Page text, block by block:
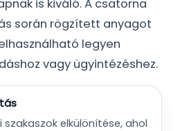
is kiváló. A csatorna
során rögzített anyagot
legyen
vagy ügyintézéshez.
elkülönítése, ahol